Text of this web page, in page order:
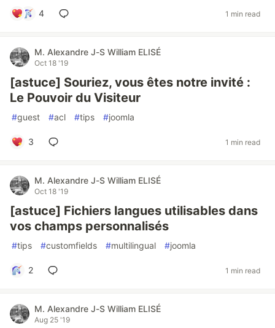
4 1 min read
M. Alexandre J-S William ELISÉ
Oct 18 '19
[astuce] Souriez, vous êtes notre invité :
Le Pouvoir du Visiteur
#guest #acl #tips #joomla
3 1 min read
M. Alexandre J-S William ELISÉ
Oct 18 '19
[astuce] Fichiers langues utilisables dans
vos champs personnalisés
#tips #customfields #multilingual #joomla
2 1 min read
M. Alexandre J-S William ELISÉ
Aug 25 '19